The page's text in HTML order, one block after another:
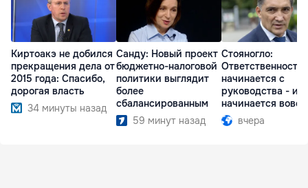
Киртоакэ не добился
прекращения дела от
2015 года: Спасибо,
дорогая власть
34 минуты назад
Санду: Новый проект
бюджетно-налоговой
политики выглядит
более
сбалансированным
59 минут назад
Стояногло:
Ответственность
начинается с
руководства -
начинается вовсе
вчера